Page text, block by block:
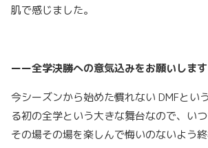
肌で感じました。
ーー全学決勝への意気込みをお願いします
今シーズンから始めた慣れない DMFとい
る初の全学という大きな舞台なので、いつ
その場その場を楽しんで悔いのないよう